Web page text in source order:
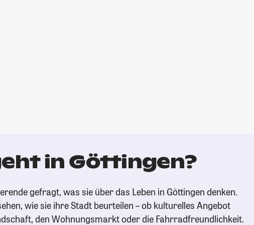
in Göttingen?
gefragt, was sie über das Leben in Göttingen denken.
wie sie ihre Stadt beurteilen – ob kulturelles Angebot
den Wohnungsmarkt oder die Fahrradfreundlichkeit.